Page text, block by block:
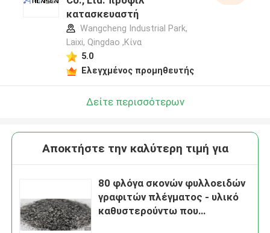
κατασκευαστή
Wangcheng Industrial Park,
Laixi, Qingdao ,Κίνα
5.0
Ελεγχμένος προμηθευτής
Δείτε περισσότερων
Αποκτήστε την καλύτερη τιμή για
80 φλόγα σκονών φυλλοειδών
γραφιτών πλέγματος - υλικό
καθυστερούντω που